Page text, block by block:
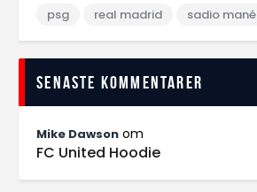
psg
real madrid sadio mané
Senaste kommentarer
Mike Dawson om
FC United Hoodie